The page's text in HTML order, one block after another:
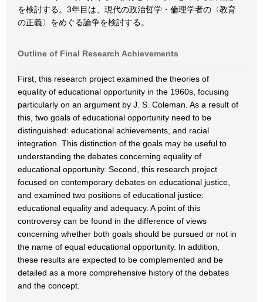
を検討する。3年目は、現代の政治哲学・倫理学者の〈教育
の正義〉をめぐる論争を検討する。
Outline of Final Research Achievements
First, this research project examined the theories of
equality of educational opportunity in the 1960s, focusing
particularly on an argument by J. S. Coleman. As a result of
this, two goals of educational opportunity need to be
distinguished: educational achievements, and racial
integration. This distinction of the goals may be useful to
understanding the debates concerning equality of
educational opportunity. Second, this research project
focused on contemporary debates on educational justice,
and examined two positions of educational justice:
educational equality and adequacy. A point of this
controversy can be found in the difference of views
concerning whether both goals should be pursued or not in
the name of equal educational opportunity. In addition,
these results are expected to be complemented and be
detailed as a more comprehensive history of the debates
and the concept.